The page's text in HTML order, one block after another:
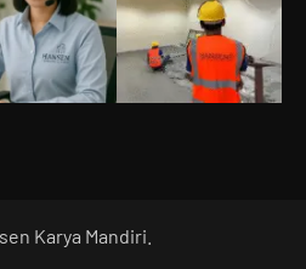
Karya Mandiri.